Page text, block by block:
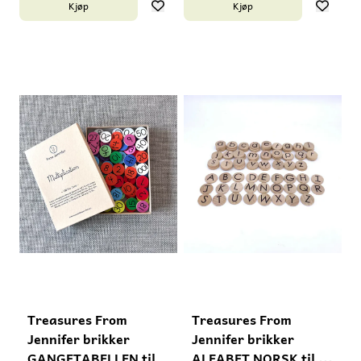
til den typen hundrebrett
som Gåsungen selger.
under 3 år pga.
kvelningsfare. Laget i USA.
Kjøp
som Gåsungen selger.
Passer for barn i
kvelningsfare. Laget i USA.
Kjøp
Treasures From
Jennifer brikker
Treasures From
Jennifer brikker